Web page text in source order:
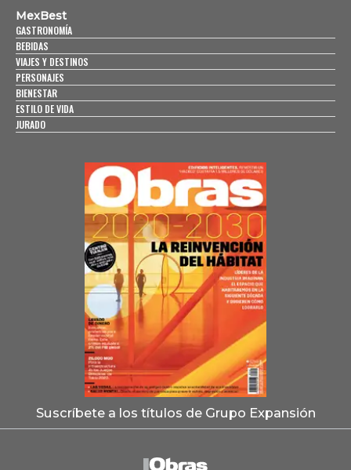
MexBest
GASTRONOMÍA
BEBIDAS
VIAJES Y DESTINOS
PERSONAJES
BIENESTAR
ESTILO DE VIDA
JURADO
Suscríbete a los títulos de Grupo Expansión